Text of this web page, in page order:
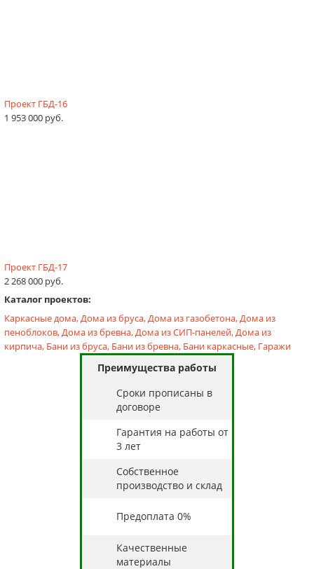
Проект ГБД-16
1 953 000 руб.
Проект ГБД-17
2 268 000 руб.
Каталог проектов:
Каркасные дома, Дома из бруса, Дома из газобетона, Дома из
пеноблоков, Дома из бревна, Дома из СИП-панелей, Дома из
кирпича, Бани из бруса, Бани из бревна, Бани каркасные, Гаражи
Преимущества работы
Cроки прописаны в
договоре
Гарантия на работы от
3 лет
Собственное
производство и склад
Предоплата 0%
Качественные
материалы